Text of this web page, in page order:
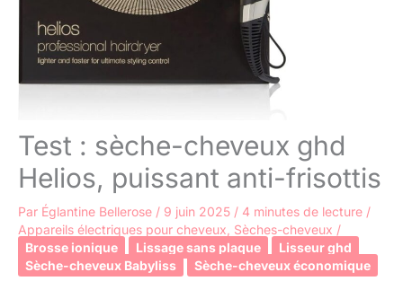
Test : sèche-cheveux ghd
Helios, puissant anti-frisottis
Par Églantine Bellerose / 9 juin 2025 / 4 minutes de lecture /
Appareils électriques pour cheveux Sèches-cheveux /
Brosse ionique
Lissage sans plaque
Lisseur ghd
Sèche-cheveux Babyliss
Sèche-cheveux économique